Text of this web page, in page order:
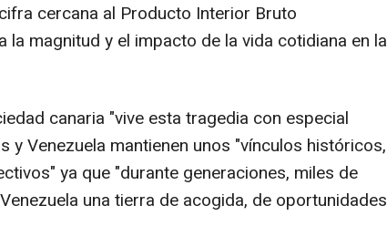
cercana al Producto Interior Bruto
la magnitud y el impacto de la vida cotidiana en la
canaria "vive esta tragedia con especial
y Venezuela mantienen unos "vínculos históricos,
ya que "durante generaciones, miles de
una tierra de acogida, de oportunidades